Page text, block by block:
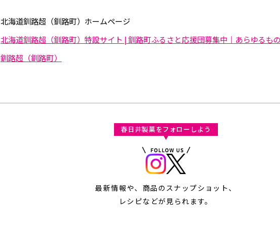
北海道釧路超（釧路町）ホームページ
北海道釧路超（釧路町）特設サイト | 釧路町ふるさと応援団募集中｜あらゆるも
釧路超（釧路町）
春日井製菓をフォローしよう
最新情報や、商品のスナップショット、
レシピなどが見られます。